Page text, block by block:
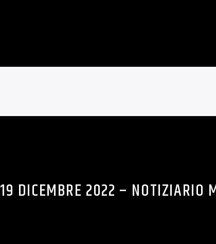
19 DICEMBRE 2022 – NOTIZIARIO